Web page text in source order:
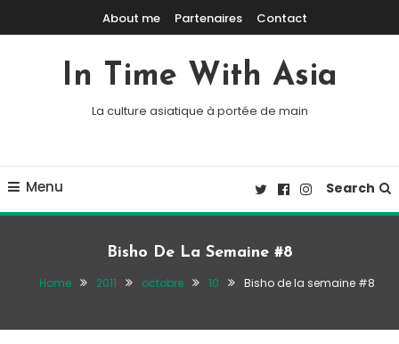
Skip To ContentAbout me Partenaires Contact
In Time With Asia
La culture asiatique à portée de main
Menu Search
Bisho De La Semaine #8
Home 2011 octobre 10 Bisho de la semaine #8